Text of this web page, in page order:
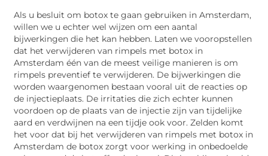
Als u besluit om botox te gaan gebruiken in Amsterdam,
willen we u echter wel wijzen om een aantal
bijwerkingen die het kan hebben. Laten we vooropstellen
dat het verwijderen van rimpels met botox in
Amsterdam één van de meest veilige manieren is om
rimpels preventief te verwijderen. De bijwerkingen die
worden waargenomen bestaan vooral uit de reacties op
de injectieplaats. De irritaties die zich echter kunnen
voordoen op de plaats van de injectie zijn van tijdelijke
aard en verdwijnen na een tijdje ook voor. Zelden komt
het voor dat bij het verwijderen van rimpels met botox in
Amsterdam de botox zorgt voor werking in onbedoelde